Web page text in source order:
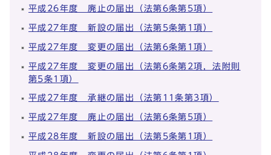
平成26年度 廃止の届出（法第6条第5項）
平成27年度 新設の届出（法第5条第1項）
平成27年度 変更の届出（法第6条第1項）
平成27年度 変更の届出（法第6条第2項，法附則
第5条1項）
平成27年度 承継の届出（法第11条第3項）
平成27年度 廃止の届出（法第6条第5項）
平成28年度 新設の届出（法第5条第1項）